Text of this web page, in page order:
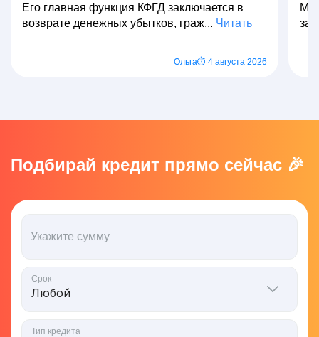
Его главная функция КФГД заключается в
возврате денежных убытков, граж... Читать
Ольга⏱ 4 августа 2026
Подбирай кредит прямо сейчас 🎉
Укажите сумму
Срок
Тип кредита